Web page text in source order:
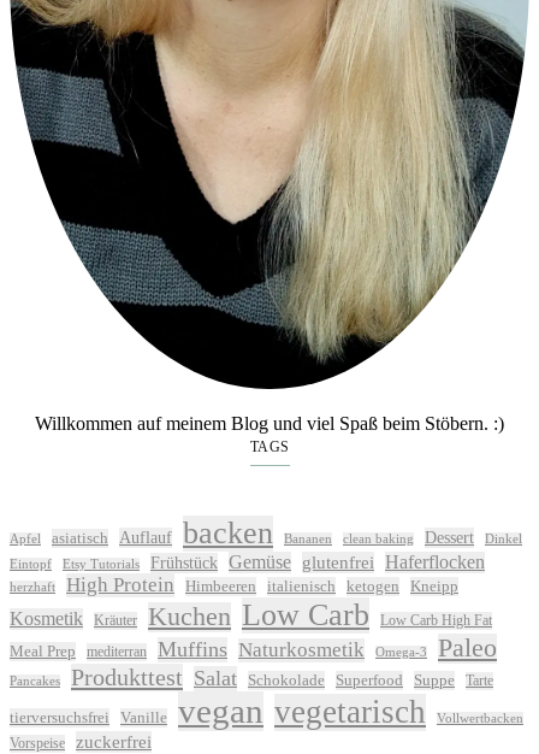
Willkommen auf meinem Blog und viel Spaß beim Stöbern. :)
TAGS
Apfel asiatisch Auflauf backen Bananen clean baking Dessert
Dinkel
Eintopf
Etsy Tutorials Frühstück Gemüse glutenfrei Haferflocken
herzhaft High Protein Himbeeren italienisch ketogen Kneipp
Kosmetik Kräuter Kuchen Low Carb Low Carb High Fat
Meal Prep mediterran Muffins Naturkosmetik Omega-3 Paleo
Pancakes Produkttest Salat Schokolade Superfood Suppe Tarte
tierversuchsfrei Vanille vegan vegetarisch Vollwertbacken
Vorspeise zuckerfrei